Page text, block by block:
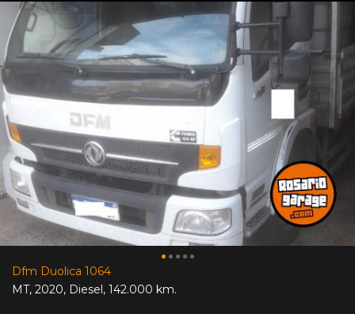
Dfm Duolica 1064
MT, 2020, Diesel, 142.000 km.